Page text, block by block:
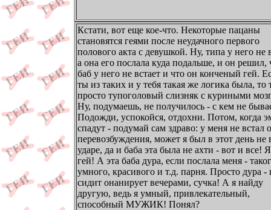
Кстати, вот еще кое-что. Некоторые пацаны
становятся геями после неудачного первого
полового акта с девушкой. Ну, типа у него не
а она его послала куда подальше, и он решил,
баб у него не встает и что он конченый гей.
ты из таких и у тебя такая же логика была, то
просто тупоголовый слизняк с куриными
Ну, подумаешь, не получилось - с кем не
Подожди, успокойся, отдохни. Потом, когда
спадут - подумай сам здраво: у меня не встал
перевозбуждения, может я был в этот день не
ударе, да и баба эта была не ахти - вот и все!
гей! А эта баба дура, если послала меня -
умного, красивого и т.д. парня. Просто дура -
сидит онанирует вечерами, сучка! А я найду
другую, ведь я умный, привлекательный,
способный МУЖИК! Понял?